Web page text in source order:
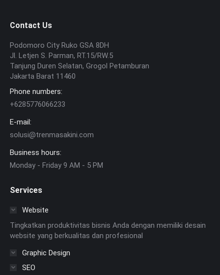
Contact Us
Podomoro City Ruko GSA 8DH
Jl. Letjen S. Parman, RT.15/RW.5
Tanjung Duren Selatan, Grogol Petamburan
Jakarta Barat 11460
Phone numbers:
+6285776066233
E-mail:
solusi@trenmasakini.com
Business hours:
Monday - Friday 9 AM - 5 PM
Services
Website
Tingkatkan produktivitas bisnis Anda dengan memiliki desain
website yang berkualitas dan profesional
Graphic Design
SEO